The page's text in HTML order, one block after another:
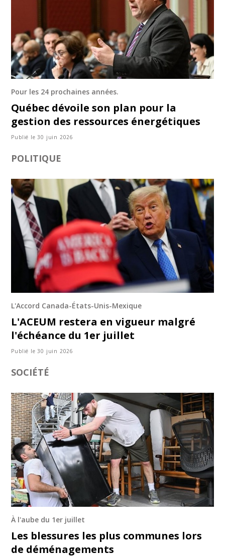
Pour les 24 prochaines années.
Québec dévoile son plan pour la
gestion des ressources énergétiques
Publié le 30 juin 2026
POLITIQUE
L'Accord Canada-États-Unis-Mexique
L'ACEUM restera en vigueur malgré
l'échéance du 1er juillet
Publié le 30 juin 2026
SOCIÉTÉ
À l'aube du 1er juillet
Les blessures les plus communes lors
de déménagements